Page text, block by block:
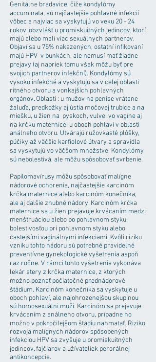
Genitálne bradavice, čiže kondylómy
accuminata, sú najčastejšie pohlavné infekcií
vôbec a najviac sa vyskytujú vo veku 20 - 24
rokov, obzvlášť u promiskuitných jedincov, ktorí
majú alebo mali viac sexuálnych partnerov.
Objaví sa u 75% nakazených, ostatní infikovaní
majú HPV v bunkách, ale nemusí mať žiadne
prejavy (aj napriek tomu však môžu byť pre
svojich partnerov infekční). Kondylómy sú
vysoko infekčné a vyskytujú sa v celej oblasti
ritného otvoru a vonkajších pohlavných
orgánov. Oblasti : u mužov na penise vrátane
žaluďa, predkožky aj ústia močovej trubice a na
miešku, u žien na pyskoch, vulve, vo vagíne aj
na krčku maternice; u oboch pohlaví v oblasti
análneho otvoru. Utvárajú ružovkasté plôšky,
púčiky až väčšie karfiolové útvary a spravidla
sa vyskytujú vo väčšom množstve. Kondylómy
sú nebolestivá, ale môžu spôsobovať svrbenie.
Papilomavírusy môžu spôsobovať malígne
nádorové ochorenia, najčastejšie karcinóm
krčka maternice alebo karcinóm konečníka,
ale aj ďalšie zhubné nádory. Karcinóm krčka
maternice sa u žien prejavuje krvácaním medzi
menštruáciou alebo po pohlavnom styku,
bolestivosťou pri pohlavnom styku alebo
častejšími vaginálnymi infekciami. Kvôli riziku
vzniku tohto nádoru sú potrebné pravidelné
preventívne gynekologické vyšetrenia aspoň
raz ročne. V rámci tohto vyšetrenia vykonáva
lekár stery z krčka maternice, z ktorých
možno poznať počiatočné prednádorové
štádium. Karcinóm konečníka sa vyskytuje u
oboch pohlaví, ale najohrozenejšou skupinou
sú homosexuálni muži. Karcinóm sa prejavuje
krvácaním z análneho otvoru, prípadne ho
možno v pokročilejšom štádiu nahmatať. Riziko
rozvoja malígnych nádorov spôsobených
infekciou HPV sa zvyšuje u promiskuitných
jedincov, fajčiarov a užívateliek perorálnej
antikoncepcie.